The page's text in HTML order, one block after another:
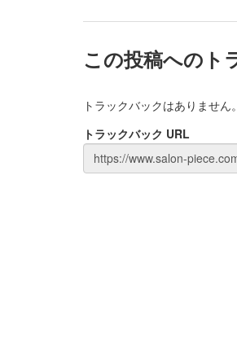
この投稿へのト
トラックバックはありません。
トラックバック URL